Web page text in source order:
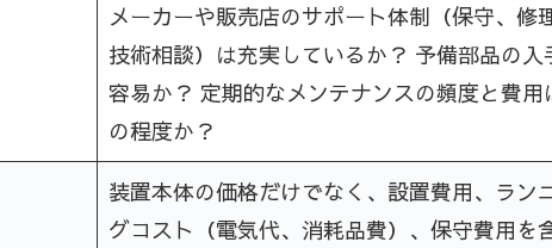
メーカーや販売店のサポート体制（保守、修
技術相談）は充実しているか？ 予備部品の入
容易か？ 定期的なメンテナンスの頻度と費用
の程度か？
装置本体の価格だけでなく、設置費用、ラン
グコスト（電気代、消耗品費）、保守費用を